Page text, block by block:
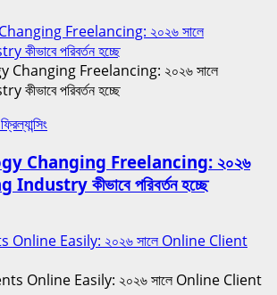
Freelancing: ২০২৬ সালে
পরিবর্তন হচ্ছে
Changing Freelancing: ২০২৬
কীভাবে পরিবর্তন হচ্ছে
Online Easily: ২০২৬ সালে Online Client